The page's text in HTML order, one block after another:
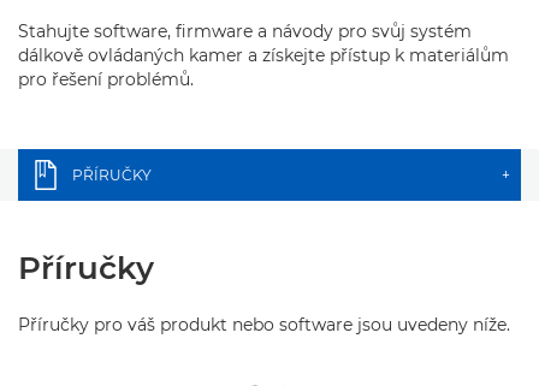
Stahujte software, firmware a návody pro svůj systém
dálkově ovládaných kamer a získejte přístup k materiálům
pro řešení problémů.
PŘÍRUČKY +
Příručky
Příručky pro váš produkt nebo software jsou uvedeny níže.